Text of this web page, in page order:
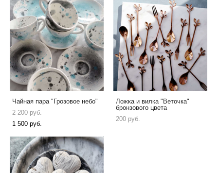
Чайная пара "Грозовое небо"
2 200 pуб.
1 500 pуб.
Ложка и вилка "Веточка"
бронзового цвета
200 pуб.